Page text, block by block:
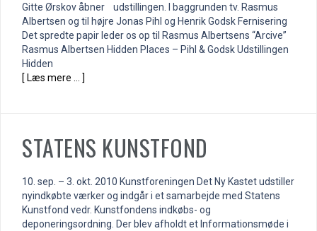
Gitte Ørskov åbner udstillingen. I baggrunden tv. Rasmus
Albertsen og til højre Jonas Pihl og Henrik Godsk Fernisering
Det spredte papir leder os op til Rasmus Albertsens “Arcive”
Rasmus Albertsen Hidden Places – Pihl & Godsk Udstillingen
Hidden
[ Læs mere … ]
STATENS KUNSTFOND
10. sep. – 3. okt. 2010 Kunstforeningen Det Ny Kastet udstiller
nyindkøbte værker og indgår i et samarbejde med Statens
Kunstfond vedr. Kunstfondens indkøbs- og
deponeringsordning. Der blev afholdt et Informationsmøde i